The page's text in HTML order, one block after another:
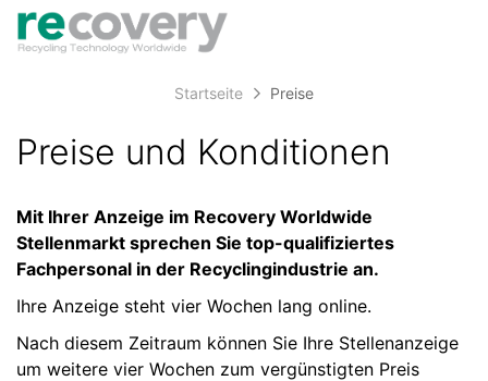
Accessibility
Modus
aktivieren
Inhalt
mobilem
Endgerät
aus
Startseite Preise
Preise und Konditionen
Mit Ihrer Anzeige im Recovery Worldwide
Stellenmarkt sprechen Sie top-qualifiziertes
Fachpersonal in der Recyclingindustrie an.
Ihre Anzeige steht vier Wochen lang online.
Nach diesem Zeitraum können Sie Ihre Stellenanzeige
um weitere vier Wochen zum vergünstigten Preis